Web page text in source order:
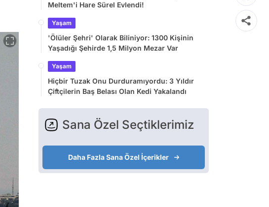
Meltem'i Hare Sürel Evlendi!
Yaşam
'Ölüler Şehri' Olarak Biliniyor: 1300 Kişinin
Yaşadığı Şehirde 1,5 Milyon Mezar Var
Yaşam
Hiçbir Tuzak Onu Durduramıyordu: 3 Yıldır
Çiftçilerin Baş Belası Olan Kedi Yakalandı
Sana Özel Seçtiklerimiz
Daha Fazla Sana Özel İçerikler